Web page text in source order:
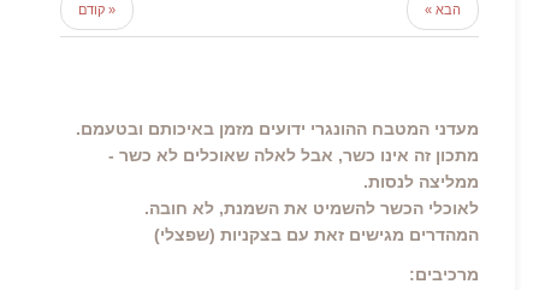
« קודם הבא »
מעדני המטבח ההונגרי ידועים מזמן באיכותם ובטעמם.
מתכון זה אינו כשר, אבל לאלה שאוכלים לא כשר -
ממליצה לנסות.
לאוכלי הכשר להשמיט את השמנת, לא חובה.
המהדרים מגישים זאת עם בצקניות (שפצלי)
מרכיבים: